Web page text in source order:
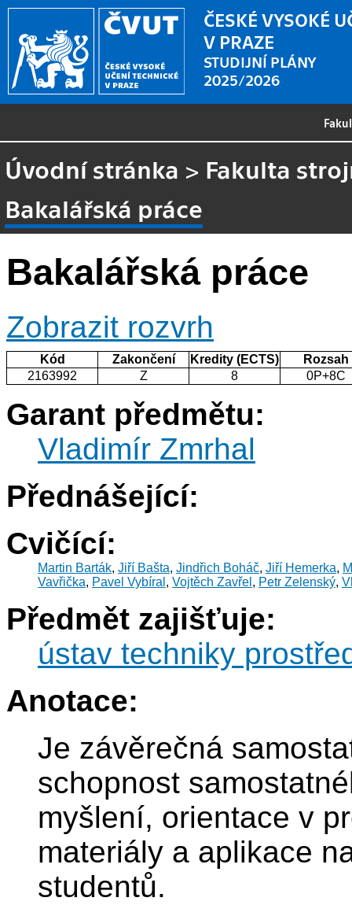
ČESKÉ VYSOKÉ
V PRAZE
STUDIJNÍ PLÁNY
2025/2026
Úvodní stránka > Fakulta
Bakalářská práce
Bakalářská práce
Zobrazit rozvrh
Kód Zakončení Kredity (ECTS)
Rozsah
2163992
Z 8 0P+8C
Garant předmětu:
Vladimír Zmrhal
Přednášející:
Cvičící:
Martin Barták, Jiří Bašta, Jindřich Boháč, Jiří Hemerka,
Vavřička, Pavel Vybíral , Vojtěch Zavřel , Petr Zelenský,
Předmět zajišťuje:
ústav techniky
Anotace:
Je závěrečná
schopnost
myšlení, orientace v
materiály a aplikace
studentů.